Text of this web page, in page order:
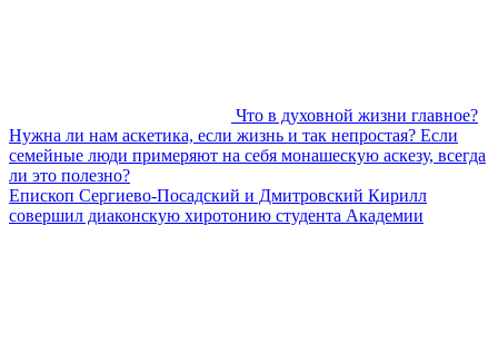
Что в духовной жизни главное?
Нужна ли нам аскетика, если жизнь и так непростая? Если
семейные люди примеряют на себя монашескую аскезу, всегда
ли это полезно?
Епископ Сергиево-Посадский и Дмитровский Кирилл
совершил диаконскую хиротонию студента Академии